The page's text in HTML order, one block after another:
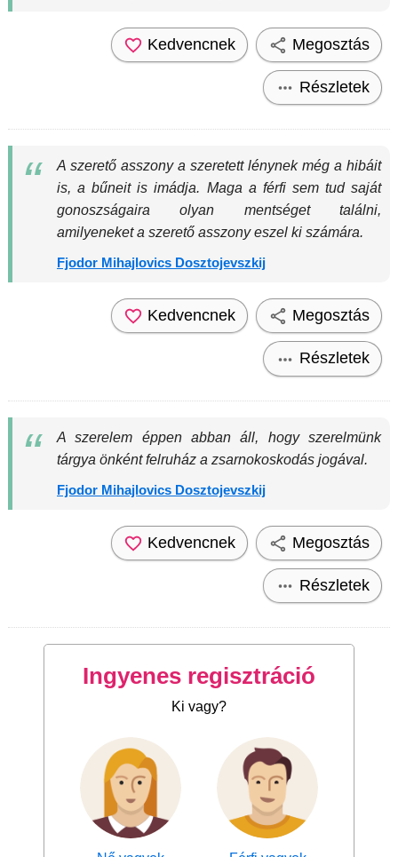
Kedvencnek Megosztás
Részletek
A szerető asszony a szeretett lénynek még a hibáit
is, a bűneit is imádja. Maga a férfi sem tud saját
gonoszságaira olyan mentséget találni,
amilyeneket a szerető asszony eszel ki számára.
Fjodor Mihajlovics Dosztojevszkij
Kedvencnek Megosztás
Részletek
A szerelem éppen abban áll, hogy szerelmünk
tárgya önként felruház a zsarnokoskodás jogával.
Fjodor Mihajlovics Dosztojevszkij
Kedvencnek Megosztás
Részletek
Ingyenes regisztráció
Ki vagy?